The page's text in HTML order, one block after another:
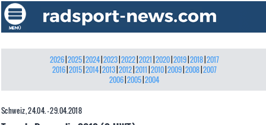
2026| 2025| 2024| 2023| 2022| 2021 2020| 2019| 2018| 2017
2016| 2015| 2014| 2013| 2012| 2011 2010| 2009| 2008| 2007
2006 2005 2004
Schweiz, 24.04. - 29.04.2018